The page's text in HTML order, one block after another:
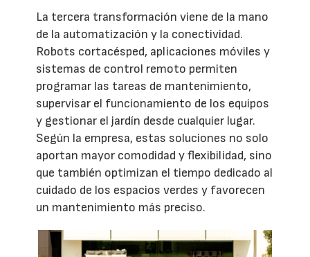
La tercera transformación viene de la mano
de la automatización y la conectividad.
Robots cortacésped, aplicaciones móviles y
sistemas de control remoto permiten
programar las tareas de mantenimiento,
supervisar el funcionamiento de los equipos
y gestionar el jardín desde cualquier lugar.
Según la empresa, estas soluciones no solo
aportan mayor comodidad y flexibilidad, sino
que también optimizan el tiempo dedicado al
cuidado de los espacios verdes y favorecen
un mantenimiento más preciso.